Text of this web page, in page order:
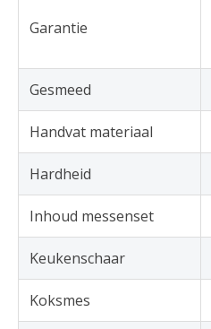
Garantie
Gesmeed
Handvat materiaal
Hardheid
Inhoud messenset
Keukenschaar
Koksmes